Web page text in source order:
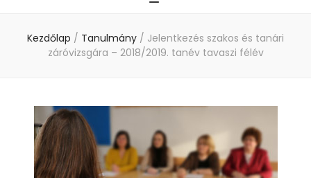
Kezdőlap / Tanulmány / Jelentkezés szakos és tanári
záróvizsgára – 2018/2019. tanév tavaszi félév